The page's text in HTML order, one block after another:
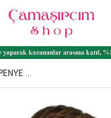
TUTKU PENYE RENKLI ERKEK SLIP KÜLOT